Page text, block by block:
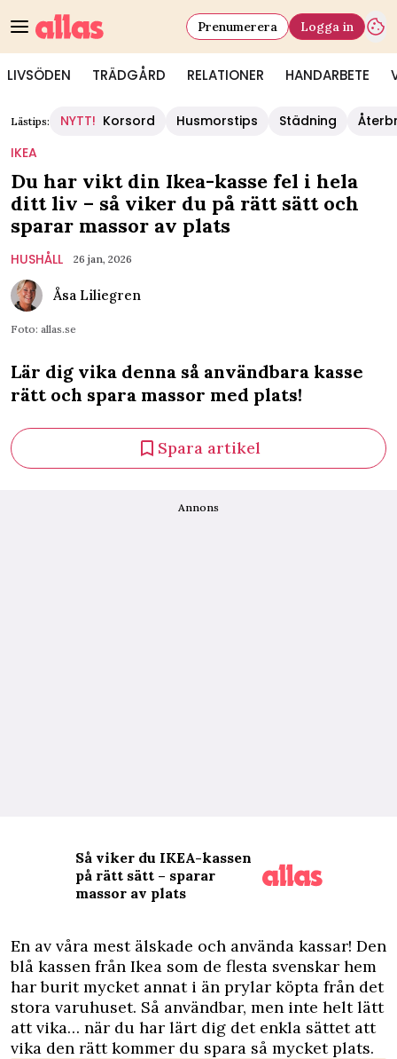
LIVSÖDEN TRÄDGÅRD RELATIONER HANDARBETE
Prenumerera Logga in
Lästips: NYTT! Korsord Husmorstips Städning
IKEA
Du har vikt din Ikea-kasse fel i hela
ditt liv – så viker du på rätt sätt och
sparar massor av plats
HUSHÅLL 26 jan, 2026
Åsa Liliegren
Foto: allas.se
Lär dig vika denna så användbara kasse
rätt och spara massor med plats!
Spara artikel
Annons
Så viker du IKEA-kassen
på rätt sätt – sparar
massor av plats
En av våra mest älskade och använda kassar! Den
blå kassen från Ikea som de flesta svenskar hem
har burit mycket annat i än prylar köpta från det
stora varuhuset. Så användbar, men inte helt lätt
att vika… när du har lärt dig det enkla sättet att
vika den rätt kommer du spara så mycket plats.